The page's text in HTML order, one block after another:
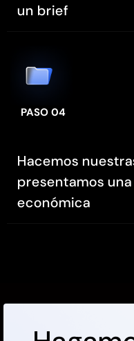
un brief
PASO 04
Hacemos
presentamos
económica